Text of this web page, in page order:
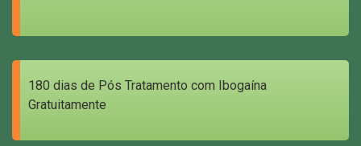
180 dias de Pós Tratamento com Ibogaína
Gratuitamente